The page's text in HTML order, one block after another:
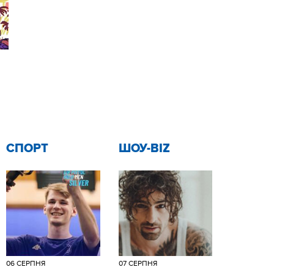
СПОРТ
06 СЕРПНЯ
ШОУ-BIZ
07 СЕРПНЯ